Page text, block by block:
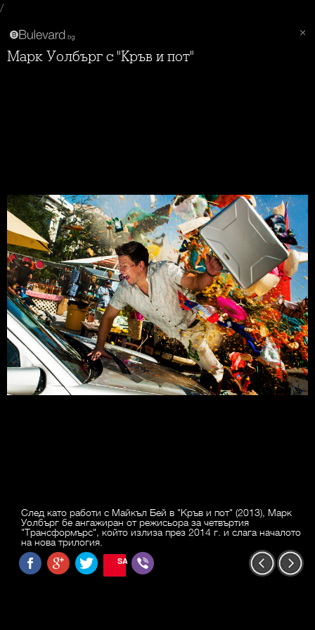
/
Марк Уолбърг с "Кръв и пот"
След като работи с Майкъл Бей в "Кръв и пот" (2013), Марк
Уолбърг бе ангажиран от режисьора за четвъртия
"Трансформърс", който излиза през 2014 г. и слага началото
на нова трилогия.
SAVE